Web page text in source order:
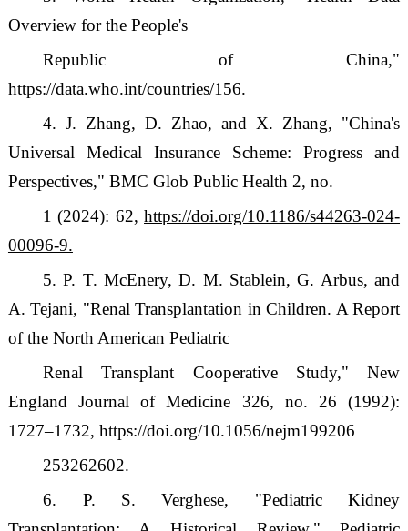
Overview for the People's
Republic of China,"
https://data.who.int/countries/156.
4. J. Zhang, D. Zhao, and X. Zhang, "China's
Universal Medical Insurance Scheme: Progress and
Perspectives," BMC Glob Public Health 2, no.
1 (2024): 62,https://doi.org/10.1186/s44263-024-
00096-9.
5. P. T. McEnery, D. M. Stablein, G. Arbus, and
A. Tejani, "Renal Transplantation in Children. A Report
of the North American Pediatric
Renal Transplant Cooperative Study,"New
England Journal of Medicine 326, no. 26 (1992):
1727–1732, https://doi.org/10.1056/nejm199206
253262602.
6. P. S. Verghese, "Pediatric Kidney